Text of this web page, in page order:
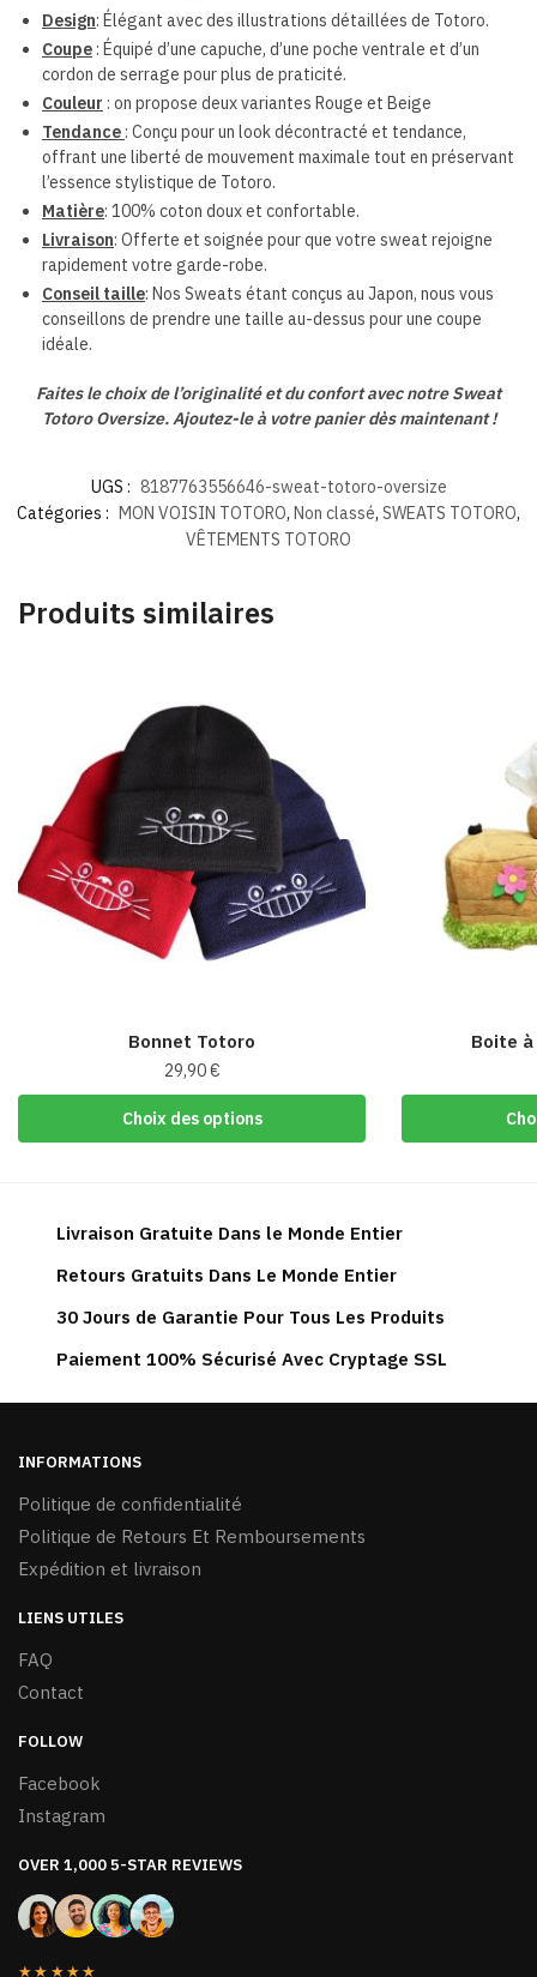
Design: Élégant avec des illustrations détaillées de Totoro.
Coupe : Équipé d’une capuche, d’une poche ventrale et d’un
cordon de serrage pour plus de praticité.
Couleur : on propose deux variantes Rouge et Beige
Tendance : Conçu pour un look décontracté et tendance,
offrant une liberté de mouvement maximale tout en préservant
l’essence stylistique de Totoro.
Matière: 100% coton doux et confortable.
Livraison: Offerte et soignée pour que votre sweat rejoigne
rapidement votre garde-robe.
Conseil taille: Nos Sweats étant conçus au Japon, nous vous
conseillons de prendre une taille au-dessus pour une coupe
idéale.
Faites le choix de l’originalité et du confort avec notre Sweat
Totoro Oversize. Ajoutez-le à votre panier dès maintenant !
UGS : 8187763556646-sweat-totoro-oversize
Catégories : MON VOISIN TOTORO, Non classé, SWEATS TOTORO,
VÊTEMENTS TOTORO
Produits similaires
Bonnet Totoro
29,90€
Choix des options
Ce
produit
variations.
options
peuvent
choisies
sur
produit
Boite
Livraison Gratuite Dans le Monde Entier
Retours Gratuits Dans Le Monde Entier
30 Jours de Garantie Pour Tous Les Produits
Paiement 100% Sécurisé Avec Cryptage SSL
INFORMATIONS
Politique de confidentialité
Politique de Retours Et Remboursements
Expédition et livraison
LIENS UTILES
FAQ
Contact
FOLLOW
Facebook
Instagram
OVER 1,000 5-STAR REVIEWS
★★★★★